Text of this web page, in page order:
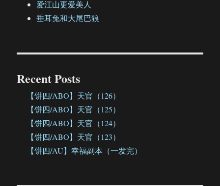
爱江山更爱美人
垂耳兔和大尾巴狼
Recent Posts
【饼四/ABO】天官（126）
【饼四/ABO】天官（125）
【饼四/ABO】天官（124）
【饼四/ABO】天官（123）
【饼四/AU】幸福副本（一发完）